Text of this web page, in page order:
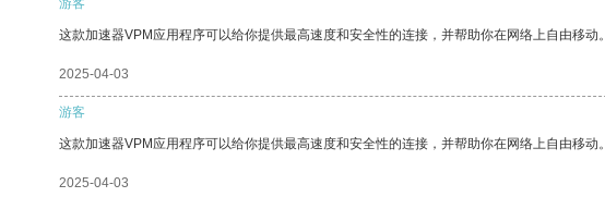
游客
这款加速器VPM应用程序可以给你提供最高速度和安全性的连接，并帮助你在网络上自由移动。
2025-04-03
游客
这款加速器VPM应用程序可以给你提供最高速度和安全性的连接，并帮助你在网络上自由移动。
2025-04-03